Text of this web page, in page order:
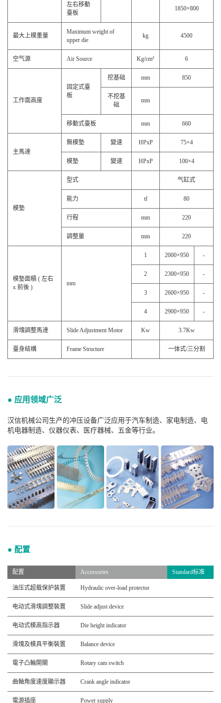
左右移動
臺板
1850×800
最大上模重量
Maximum weight of
upper die
kg 4500
空气源 Air Source Kg/cm² 6
工作面高度
固定式臺
板
挖基础 mm 850
不挖基
础
mm
移動式臺板 mm 660
主馬達
無模墊 變速 HPxP 75×4
模墊 變速 HPxP 100×4
模墊
型式 气缸式
能力 tf 80
行程 mm 220
調整量 mm 220
模墊面積 ( 左右
x 前後 )
mm
1 2000×950 -
2 2300×950 -
3 2600×950 -
4 2900×950 -
滑塊調整馬達 Slide Adjustment Motor Kw 3.7Kw
臺身結構 Frame Structure 一体式/三分割
● 应用领域广泛
汉信机械公司生产的冲压设备广泛应用于汽车制造、家电制造、电
机电器制造、仪器仪表、医疗器械、五金等行业。
● 配置
配置 Accessories Standard标准
油压式超载保护装置 Hydraulic over-load protector
电动式滑塊調整裝置 Slide adjust device
电动式模高指示器 Die height indicator
滑塊及模具平衡裝置 Balance device
電子凸輪開關 Rotary cam switch
曲軸角度速度顯示器 Crank angle indicator
電源插座 Power supply